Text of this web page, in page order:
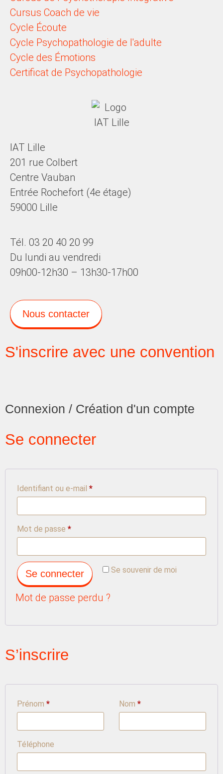
Cursus Coach de vie
Cycle Écoute
Cycle Psychopathologie de l'adulte
Cycle des Émotions
Certificat de Psychopathologie
IAT Lille
201 rue Colbert
Centre Vauban
Entrée Rochefort (4e étage)
59000 Lille
Tél. 03 20 40 20 99
Du lundi au vendredi
09h00-12h30 – 13h30-17h00
Nous contacter
S'inscrire avec une convention
Connexion / Création d'un compte
Se connecter
Identifiant ou e-mail *
Mot de passe *
Se souvenir de moi
Se connecter
Mot de passe perdu ?
S’inscrire
Prénom * Nom *
Téléphone